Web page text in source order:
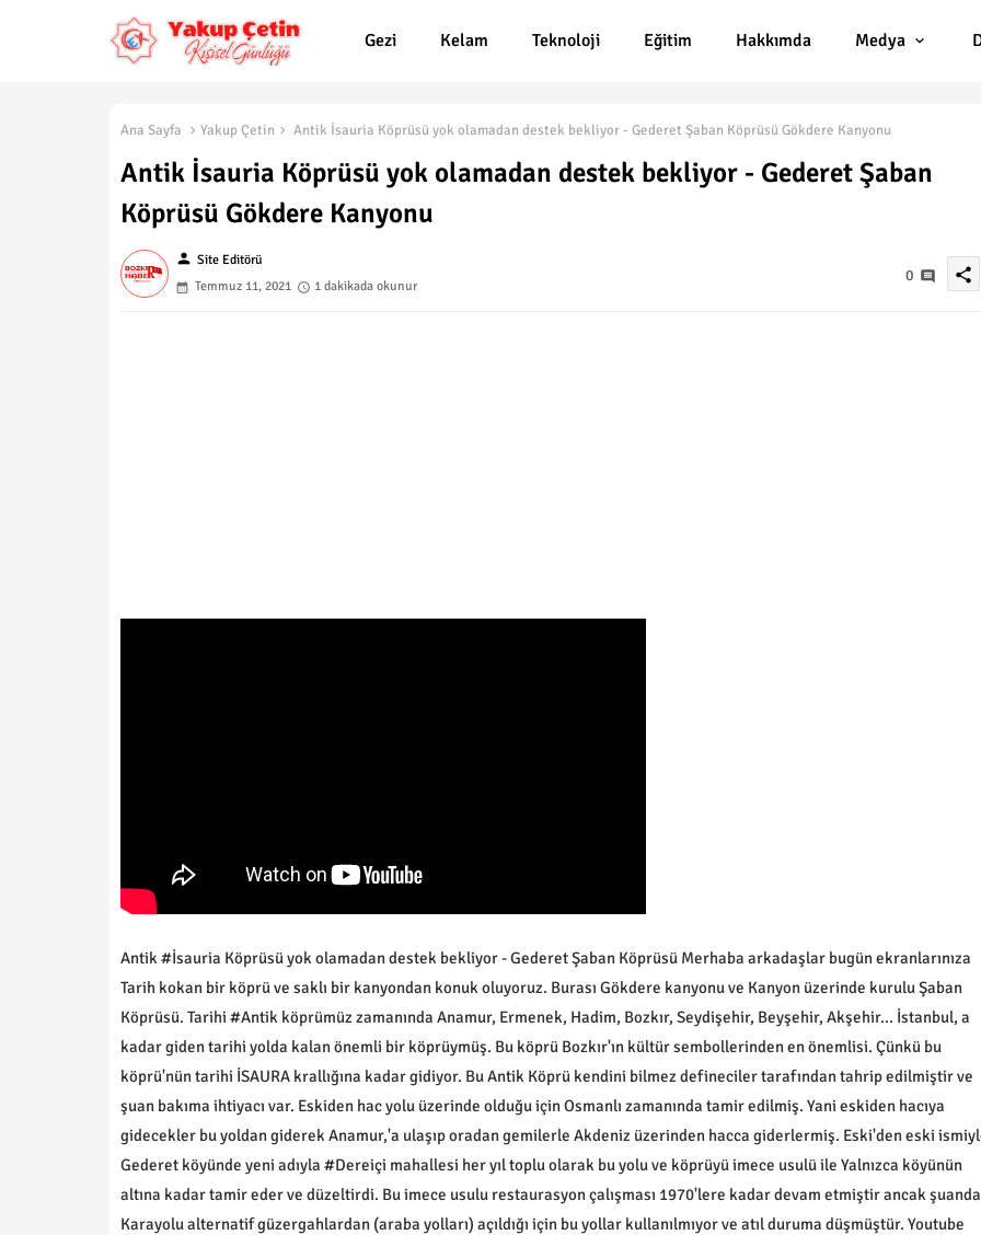
Gezi Kelam Teknoloji Eğitim Hakkımda Medya
Ana Sayfa Yakup Çetin Antik İsauria Köprüsü yok olamadan destek bekliyor - Gederet Şaban Köprüsü Gökdere Kanyonu
Antik İsauria Köprüsü yok olamadan destek bekliyor - Gederet Şaban
Köprüsü Gökdere Kanyonu
person Site Editörü
Temmuz 11, 2021
1 dakikada okunur
0 share
Antik #İsauria Köprüsü yok olamadan destek bekliyor - Gederet Şaban Köprüsü Merhaba arkadaşlar bugün ekranlarınıza
Tarih kokan bir köprü ve saklı bir kanyondan konuk oluyoruz. Burası Gökdere kanyonu ve Kanyon üzerinde kurulu Şaban
Köprüsü. Tarihi #Antik köprümüz zamanında Anamur, Ermenek, Hadim, Bozkır, Seydişehir, Beyşehir, Akşehir... İstanbul, a
kadar giden tarihi yolda kalan önemli bir köprüymüş. Bu köprü Bozkır'ın kültür sembollerinden en önemlisi. Çünkü bu
köprü'nün tarihi İSAURA krallığına kadar gidiyor. Bu Antik Köprü kendini bilmez defineciler tarafından tahrip edilmiştir ve
şuan bakıma ihtiyacı var. Eskiden hac yolu üzerinde olduğu için Osmanlı zamanında tamir edilmiş. Yani eskiden hacıya
gidecekler bu yoldan giderek Anamur,'a ulaşıp oradan gemilerle Akdeniz üzerinden hacca giderlermiş. Eski'den eski
Gederet köyünde yeni adıyla #Dereiçi mahallesi her yıl toplu olarak bu yolu ve köprüyü imece usulü ile Yalnızca köyünün
altına kadar tamir eder ve düzeltirdi. Bu imece usulu restaurasyon çalışması 1970'lere kadar devam etmiştir ancak şuanda
Karayolu alternatif güzergahlardan (araba yolları) açıldığı için bu yollar kullanılmıyor ve atıl duruma düşmüştür. Youtube